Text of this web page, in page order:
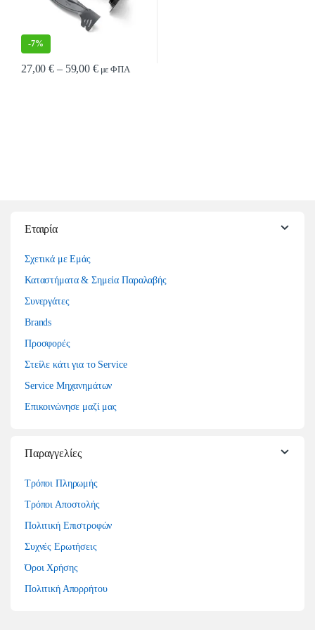
-7%
27,00€ – 59,00 €Price range: 27,00 € through 59,00 €
με ΦΠΑ
Εταιρία
Σχετικά με Εμάς
Καταστήματα & Σημεία Παραλαβής
Συνεργάτες
Brands
Προσφορές
Στείλε κάτι για το Service
Service Μηχανημάτων
Επικοινώνησε μαζί μας
Παραγγελίες
Τρόποι Πληρωμής
Τρόποι Αποστολής
Πολιτική Επιστροφών
Συχνές Ερωτήσεις
Όροι Χρήσης
Πολιτική Απορρήτου